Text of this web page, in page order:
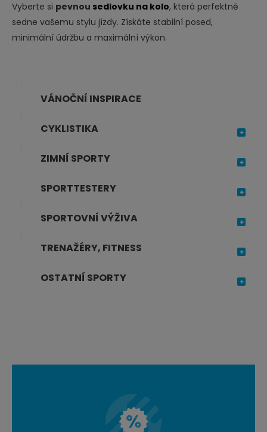
Vyberte si pevnou sedlovku na kolo, která perfektně
sedne vašemu stylu jízdy. Získáte stabilní posed,
minimální údržbu a maximální výkon.
VÁNOČNÍ INSPIRACE
CYKLISTIKA
ZIMNÍ SPORTY
SPORTTESTERY
SPORTOVNÍ VÝŽIVA
TRENAŽÉRY, FITNESS
OSTATNÍ SPORTY